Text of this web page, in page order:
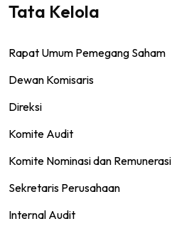
Tata Kelola
Rapat Umum Pemegang Saham
Dewan Komisaris
Direksi
Komite Audit
Komite Nominasi dan Remunerasi
Sekretaris Perusahaan
Internal Audit